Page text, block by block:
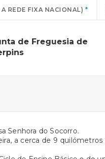
REDE FIXA NACIONAL)
de Freguesia de
Senhora do Socorro.
a cerca de 9